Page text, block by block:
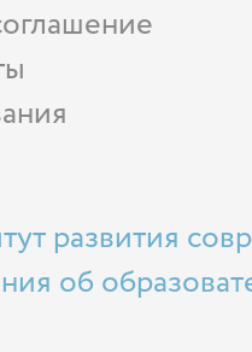
развития
об